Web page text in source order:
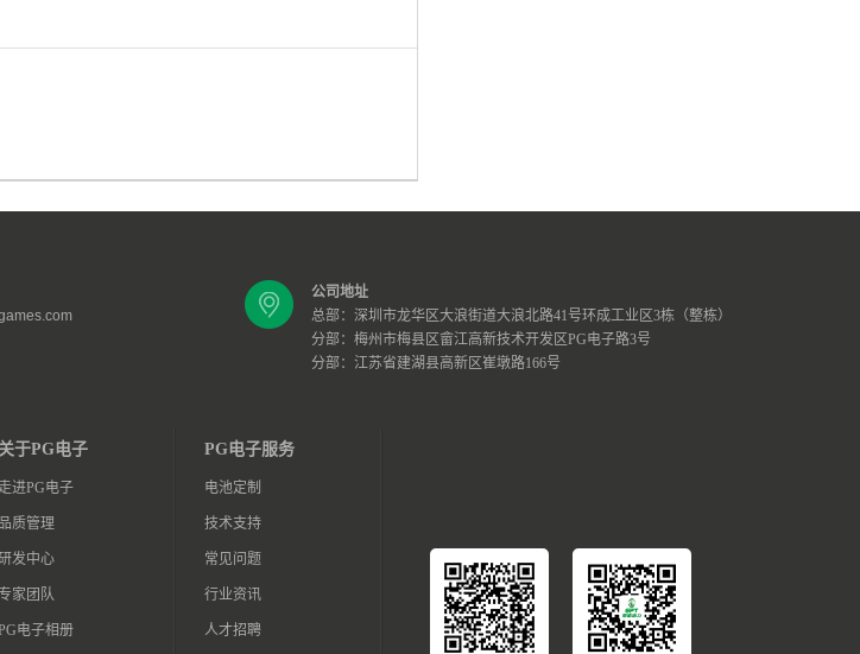
公司地址
总部：深圳市龙华区大浪街道大浪北路41号环成工业区3栋（整栋）
分部：梅州市梅县区畲江高新技术开发区PG电子路3号
分部：江苏省建湖县高新区崔墩路166号
关于PG电子
进PG电子
品质管理
发中心
家团队
电子相册
PG电子服务
电池定制
技术支持
常见问题
行业资讯
人才招聘